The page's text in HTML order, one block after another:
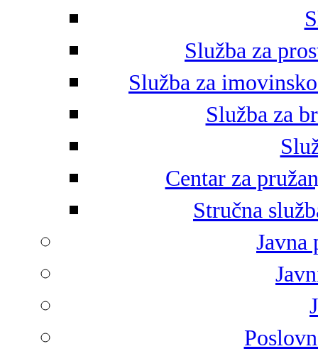
Služba za
Služba za
Služba za
Centar za
Stručna
Javna